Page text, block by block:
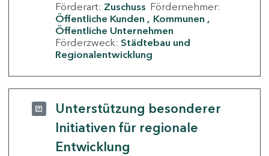
Förderart: Zuschuss Fördernehmer:
Öffentliche Kunden
Kommunen
Öffentliche Unternehmen
Förderzweck: Städtebau und
Regionalentwicklung
Unterstützung besonderer
Initiativen für regionale
Entwicklung